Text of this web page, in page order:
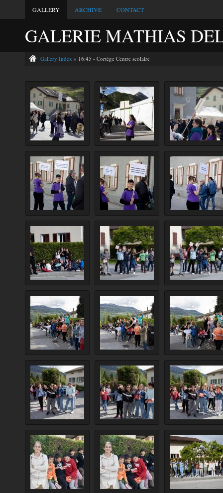
GALLERY ARCHIVE CONTACT
GALERIE MATHIAS
Gallery Index » 16:45 - Cortège Centre scolaire